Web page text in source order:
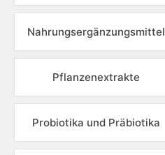
Nahrungsergänzungsmittel
Pflanzenextrakte
Probiotika und Präbiotika